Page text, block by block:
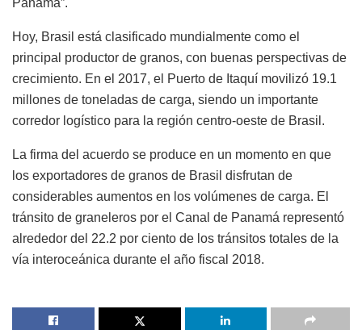
Panamá”.
Hoy, Brasil está clasificado mundialmente como el
principal productor de granos, con buenas perspectivas de
crecimiento. En el 2017, el Puerto de Itaquí movilizó 19.1
millones de toneladas de carga, siendo un importante
corredor logístico para la región centro-oeste de Brasil.
La firma del acuerdo se produce en un momento en que
los exportadores de granos de Brasil disfrutan de
considerables aumentos en los volúmenes de carga. El
tránsito de graneleros por el Canal de Panamá representó
alrededor del 22.2 por ciento de los tránsitos totales de la
vía interoceánica durante el año fiscal 2018.